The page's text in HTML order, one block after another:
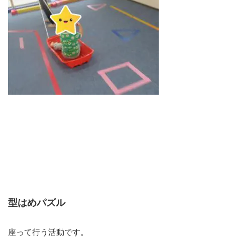
型はめパズル
座って行う活動です。